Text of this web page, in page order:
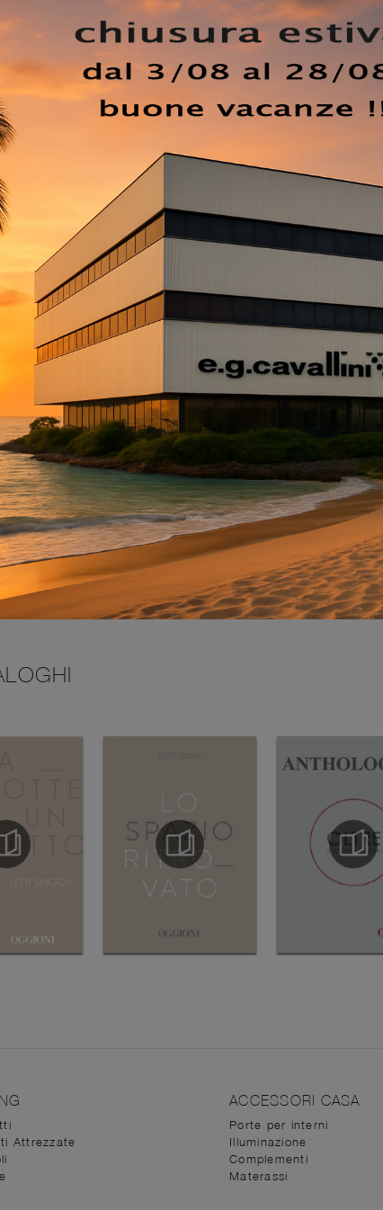
e salotti, ha ideato per il modello in foto un
sono elementi d’arredo attorno ai quali
gamma di imbottiti e potrai ricreare gli spazi che
: lasciati ispirare dalle nostre proposte moderne. Le
in diverse stanze, dalla zona living alla
INVIA
Attrezzate
ACCESSORI CASA
Porte per interni
Illuminazione
Complementi
Materassi